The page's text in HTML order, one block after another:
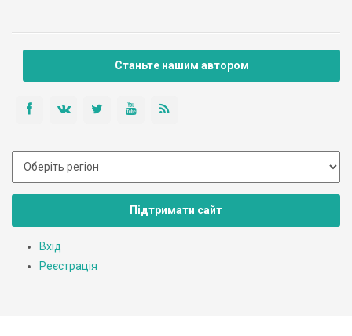
Станьте нашим автором
Підтримати сайт
Вхід
Реєстрація